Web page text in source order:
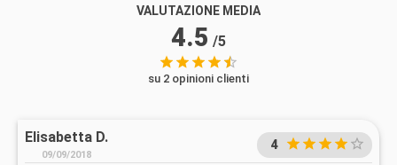
VALUTAZIONE MEDIA
4.5 /5
su 2 opinioni clienti
Elisabetta D.
09/09/2018
4